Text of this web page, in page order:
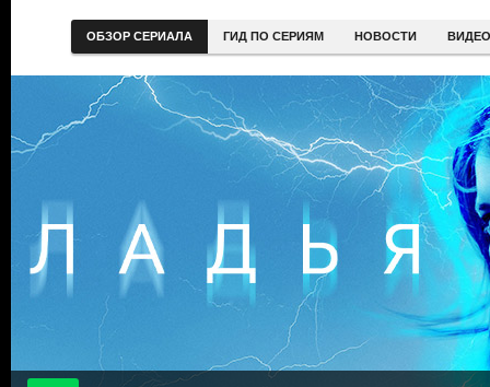
ОБЗОР СЕРИАЛА ГИД ПО СЕРИЯМ НОВОСТИ ВИДЕО